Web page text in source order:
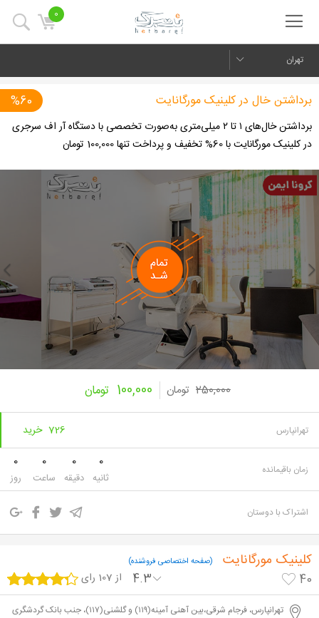
0
تهران
Next
%60 برداشتن خال در کلینیک مورگانایت
برداشتن خال‌های ۱ تا ۲ میلی‌متری به‌صورت تخصصی با دستگاه آر‌ اف سرجری
در کلینیک مورگانایت با 60% تخفیف و پرداخت تنها 100,000 تومان
250,000 تومان 100,000 تومان
726 خرید تهرانپارس
زمان باقیمانده 0
روز
0
ساعت
0
دقیقه
0
ثانیه
اشتراک با دوستان
کلینیک مورگانایت (صفحه اختصاصی فروشنده)
40 از 107 رای 4.3
تهرانپارس، فرجام شرقی،بین آهنی آمینه(۱۱۹) و گلشنی(۱۱۷)، جنب بانک گردشگری